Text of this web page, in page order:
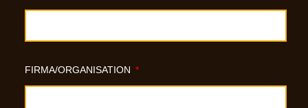
FIRMA/ORGANISATION